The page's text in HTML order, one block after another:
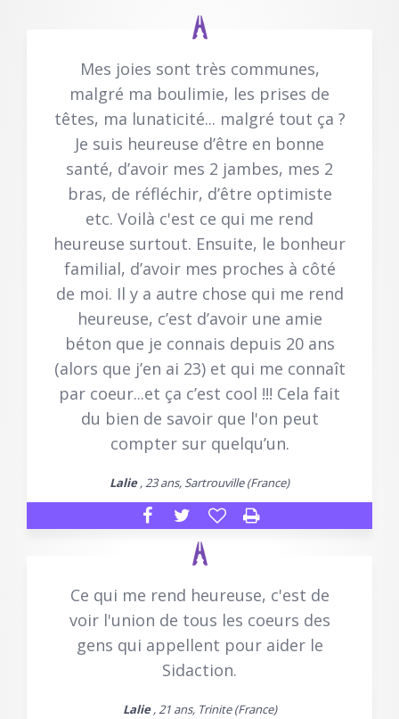
Mes joies sont très communes,
malgré ma boulimie, les prises de
têtes, ma lunaticité... malgré tout ça ?
Je suis heureuse d’être en bonne
santé, d’avoir mes 2 jambes, mes 2
bras, de réfléchir, d’être optimiste
etc. Voilà c'est ce qui me rend
heureuse surtout. Ensuite, le bonheur
familial, d’avoir mes proches à côté
de moi. Il y a autre chose qui me rend
heureuse, c’est d’avoir une amie
béton que je connais depuis 20 ans
(alors que j’en ai 23) et qui me connaît
par coeur...et ça c’est cool !!! Cela fait
du bien de savoir que l'on peut
compter sur quelqu’un.
Lalie, 23 ans, Sartrouville (France)
Ce qui me rend heureuse, c'est de
voir l'union de tous les coeurs des
gens qui appellent pour aider le
Sidaction.
Lalie, 21 ans, Trinite (France)